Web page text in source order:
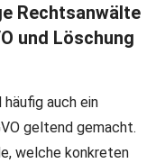
Rechtsanwälte
und Löschung
häufig auch ein
geltend gemacht.
welche konkreten